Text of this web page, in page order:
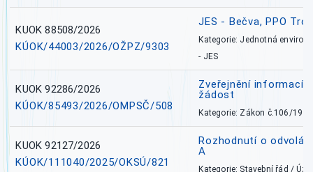
KUOK 88508/2026
KÚOK/44003/2026/OŽPZ/9303
JES - Bečva, PPO
Kategorie: Jednotná
- JES
KUOK 92286/2026
KÚOK/85493/2026/OMPSČ/508
Zveřejnění informací
žádost
Kategorie: Zákon č.106/1999
KUOK 92127/2026
KÚOK/111040/2025/OKSÚ/821
Rozhodnutí o
A
Kategorie: Stavební řád /